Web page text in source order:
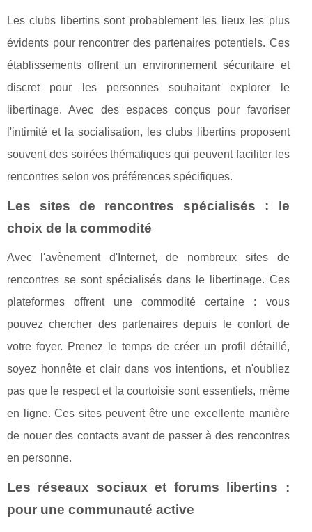
Les clubs libertins sont probablement les lieux les plus
évidents pour rencontrer des partenaires potentiels. Ces
établissements offrent un environnement sécuritaire et
discret pour les personnes souhaitant explorer le
libertinage. Avec des espaces conçus pour favoriser
l'intimité et la socialisation, les clubs libertins proposent
souvent des soirées thématiques qui peuvent faciliter les
rencontres selon vos préférences spécifiques.
Les sites de rencontres spécialisés : le
choix de la commodité
Avec l'avènement d'Internet, de nombreux sites de
rencontres se sont spécialisés dans le libertinage. Ces
plateformes offrent une commodité certaine : vous
pouvez chercher des partenaires depuis le confort de
votre foyer. Prenez le temps de créer un profil détaillé,
soyez honnête et clair dans vos intentions, et n'oubliez
pas que le respect et la courtoisie sont essentiels, même
en ligne. Ces sites peuvent être une excellente manière
de nouer des contacts avant de passer à des rencontres
en personne.
Les réseaux sociaux et forums libertins :
pour une communauté active